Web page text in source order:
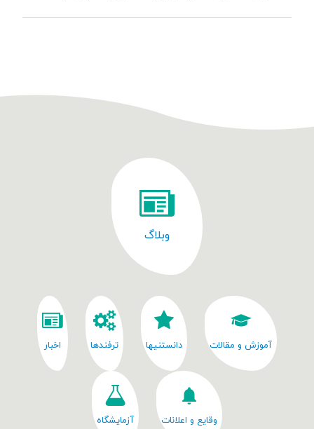
وبلاگ
آموزش و مقالات دانستنیها ترفندها اخبار
وقایع و اعلانات آزمایشگاه